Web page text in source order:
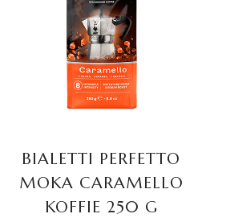
TOEVOEGEN AAN
WINKELWAGEN
BIALETTI PERFETTO
MOKA CARAMELLO
KOFFIE 250 G